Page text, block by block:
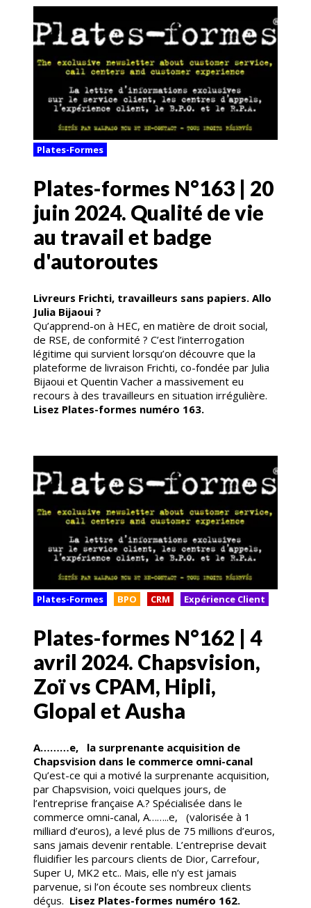
Plates-Formes
Plates-formes N°163 | 20
juin 2024. Qualité de vie
au travail et badge
d'autoroutes
Livreurs Frichti, travailleurs sans papiers. Allo
Julia Bijaoui ?
Qu’apprend-on à HEC, en matière de droit social,
de RSE, de conformité ? C’est l’interrogation
légitime qui survient lorsqu’on découvre que la
plateforme de livraison Frichti, co-fondée par Julia
Bijaoui et Quentin Vacher a massivement eu
recours à des travailleurs en situation irrégulière.
Lisez Plates-formes numéro 163.
Plates-Formes BPO CRM Expérience Client
Plates-formes N°162 | 4
avril 2024. Chapsvision,
Zoï vs CPAM, Hipli,
Glopal et Ausha
A………e, la surprenante acquisition de
Chapsvision dans le commerce omni-canal
Qu’est-ce qui a motivé la surprenante acquisition,
par Chapsvision, voici quelques jours, de
l’entreprise française A.? Spécialisée dans le
commerce omni-canal, A……..e, (valorisée à 1
milliard d’euros), a levé plus de 75 millions d’euros,
sans jamais devenir rentable. L’entreprise devait
fluidifier les parcours clients de Dior, Carrefour,
Super U, MK2 etc.. Mais, elle n’y est jamais
parvenue, si l’on écoute ses nombreux clients
déçus. Lisez Plates-formes numéro 162.